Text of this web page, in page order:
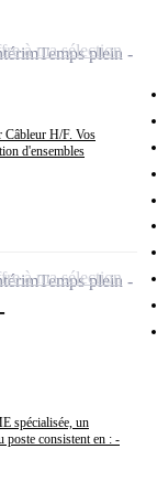
Câbleur H/F. Vos
d'ensembles
Temps plein
à ma sélection
spécialisée, un
poste consistent en : -
Temps plein
à ma sélection